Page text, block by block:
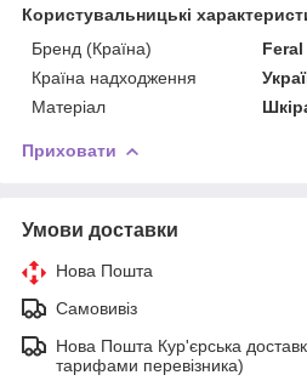
Користувальницькі
Бренд (Країна)
Feral
Країна надходження
Матеріал
Приховати
Умови доставки
Нова Пошта
Самовивіз
Нова Пошта Кур'єрська
тарифами перевізника)